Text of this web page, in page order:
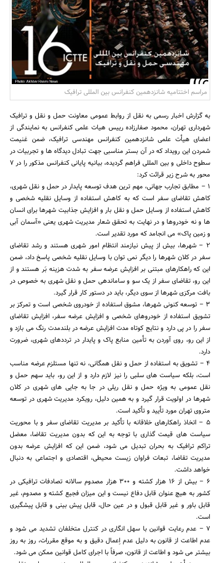
بانک، بیمه و سرمایه
مسکن و ساختمان
جستجو
مراسم اختتامیه شانزدهمین کنفرانس بین المللی ترافیک
به گزارش اخبار رسمی به نقل از روابط عمومی معاونت حمل و نقل و ترافیک
شهرداری تهران، محمود صفارزاده رییس هیات علمی کنفرانس به نمایندگی از
اعضای هیأت علمی شانزدهمین کنفرانس مهندسی ترافیک، ضمن غنیمت
شمردن این رویداد که در آن بستر مناسبی جهت تبادل دیدگاه ها و تجربیات در
سطوح داخلی و بین المللی فراهم گردیده، بیانیه پایانی کنفرانس مذکور را در 7
محور به شرح زیر قرائت کرد:
1 – مطابق تجارب جهانی، مهم ترین هدف توسعه پایدار در حمل و نقل شهری،
کاهش تقاضای سفر است که به کاهش استفاده از وسایل نقلیه شخصی و
کاهش استفاده از وسایل حمل و نقل بار و افزایش جذابیت شهرها برای انسان
ها و نه خودروها و در نهایت به تحقق شعار مدیریت شهری یعنی «آسمان آبی
و زمین پاک» می انجامد که مورد تقدیر است.
2 – شهرها، بیش از پیش نیازمند انتظام امور شهری هستند و رشد تقاضای
سفر در کلان شهرها را دیگر نمی توان با وسایل نقلیه شخصی پاسخ داد، ضمن
این که راهکارهای مبتنی بر افزایش عرضه سفر به شدت هزینه بَر هستند و از
این رو، تقاضای سفر از یک سو و ساماندهی حمل و نقل شهری به خصوص در
بافت مرکزی شهرها از سوی دیگر، باید در دستور کار قرار گیرد.
3 – توسعه کنونی شهرها، مشوق استفاده از خودروی شخصی است و تمرکز بر
تشویق استفاده از خودروهای شخصی و افزایش عرضه سفر، افزایش تقاضای
سفر را در پی دارد و نتایج کوتاه مدت افزایش عرضه در بلندمدت رنگ می بازد و
از این رو، روی آوردن به تأمین منابع پاک و پایدار در ترددهای شهری، ضرورت
دارد.
4 – تشویق به استفاده از حمل و نقل همگانی، نه تنها مستلزم عرضه مناسب
است، بلکه سیاست های سلبی را نیز لازم دارد و از این رو، باید سهم حمل و
نقل عمومی به ویژه حمل و نقل ریلی در جا به جایی های شهری در کلان
شهرها در اولویت قرار گیرد و به همین دلیل، رویکرد مدیریت شهری در توسعه
متروی تهران مورد تأیید و تأکید است.
5 – اتخاذ راهکارهای خلاقانه با تأکید بر مدیریت تقاضای سفر و با محوریت
سیاست های قیمت گذاری با توجه به این که بدون مدیریت تقاضا، معضل
تراکم ترافیک به بحران تبدیل می شود، ضمن این که افزایش عرضه بدون
مدیریت تقاضا، تبعات فراوان زیست محیطی، اقتصادی و اجتماعی به دنبال
خواهد داشت.
6 – بیش از 16 هزار کشته و 300 هزار مصدوم سالانه تصادفات ترافیکی در
کشور به هیچ عنوان قابل دفاع نیست و این میزان فجیع کشته و مصدوم، غیر
قابل باور و غیر قابل قبول و در عین حال، قابل پیش بینی و قابل پیشگیری
است.
7 – عدم رعایت قوانین با سهل انگاری در کنترل متخلفان تشدید می شود و
عدم اطاعت از قانون به دلیل عدم اِعمال دقیق و به موقع مقررات، روز به روز
بیشتر می شود و اطاعت از قانون، صرفاً با اجرای کامل قوانین ممکن می شود.